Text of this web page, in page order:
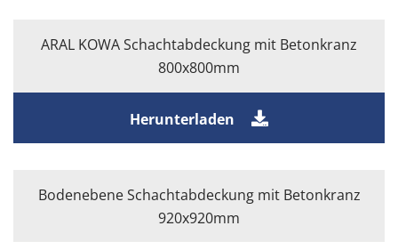
ARAL KOWA Schachtabdeckung mit Betonkranz
800x800mm
Herunterladen
Bodenebene Schachtabdeckung mit Betonkranz
920x920mm